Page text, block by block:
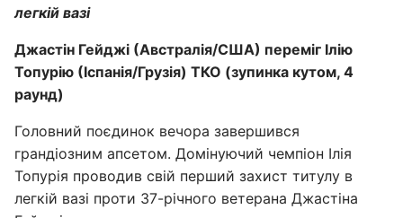
легкій вазі
Джастін Гейджі (Австралія/США) переміг Ілію
Топурію (Іспанія/Грузія) ТКО (зупинка кутом, 4
раунд)
Головний поєдинок вечора завершився
грандіозним апсетом. Домінуючий чемпіон Ілія
Топурія проводив свій перший захист титулу в
легкій вазі проти 37-річного ветерана Джастіна